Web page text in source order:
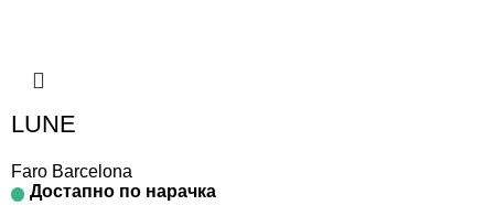
LUNE
Faro Barcelona
Достапно по нарачка